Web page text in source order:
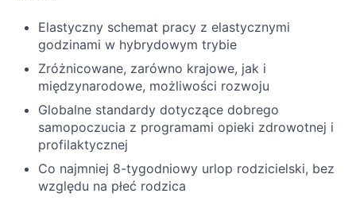
Elastyczny schemat pracy z elastycznymi
godzinami w hybrydowym trybie
Zróżnicowane, zarówno krajowe, jak i
międzynarodowe, możliwości rozwoju
Globalne standardy dotyczące dobrego
samopoczucia z programami opieki zdrowotnej i
profilaktycznej
Co najmniej 8-tygodniowy urlop rodzicielski, bez
względu na płeć rodzica